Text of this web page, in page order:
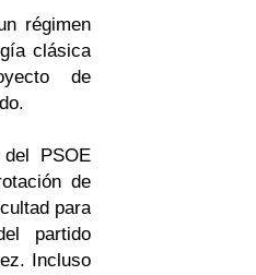
régimen
clásica
de
PSOE
de
para
partido
Incluso